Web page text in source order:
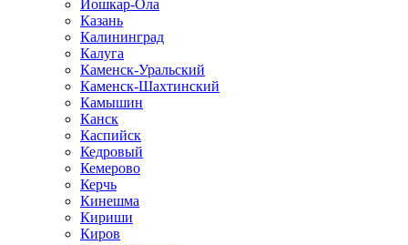
Йошкар-Ола
Казань
Калининград
Калуга
Каменск-Уральский
Каменск-Шахтинский
Камышин
Канск
Каспийск
Кедровый
Кемерово
Керчь
Кинешма
Кириши
Киров